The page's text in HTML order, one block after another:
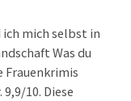
mich selbst in
Was du
10. Diese